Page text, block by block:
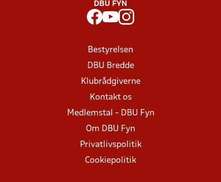
DBU FYN
Bestyrelsen
DBU Bredde
Klubrådgiverne
Kontakt os
Medlemstal - DBU Fyn
Om DBU Fyn
Privatlivspolitik
Cookiepolitik